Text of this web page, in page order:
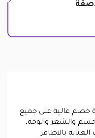
خصم عالية على جميع
والشعر والوجه،
بالاظافر